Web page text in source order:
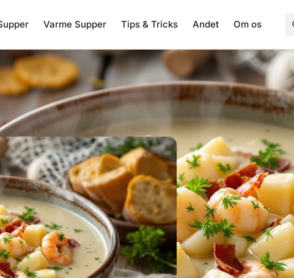
Varme Supper Tips & Tricks Andet Om os